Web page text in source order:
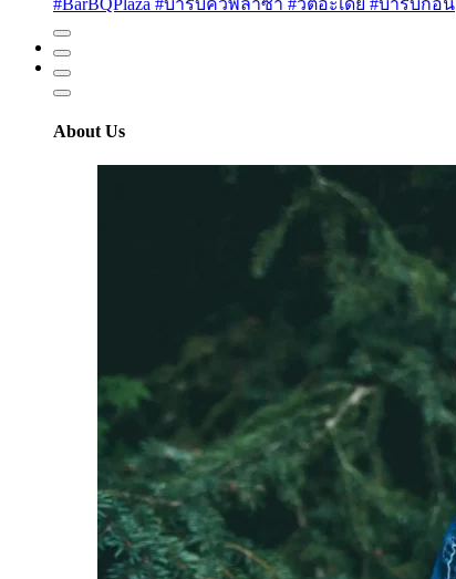
#BarBQPlaza #บาร์บีคิวพลาซ่า #วิตอะเดย์ #บาร์บีกอน
About Us